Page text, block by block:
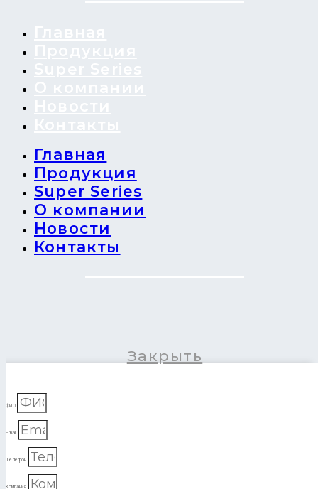
Главная
Продукция
Super Series
О компании
Новости
Контакты
Закрыть
ФИО
Email
Телефон
Компания